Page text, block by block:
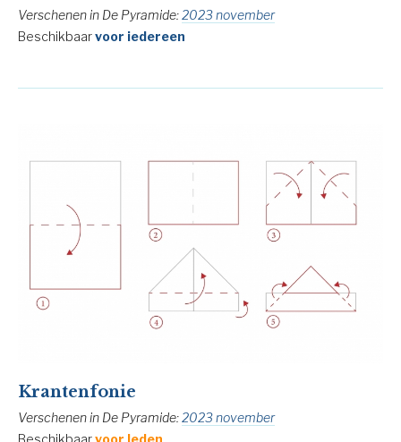
Verschenen in De Pyramide:2023 november
Beschikbaarvoor iedereen
Krantenfonie
Verschenen in De Pyramide:2023 november
Beschikbaarvoor leden